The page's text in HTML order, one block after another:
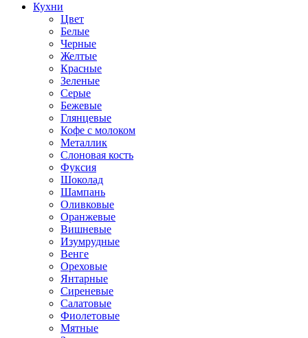
Кухни
Цвет
Белые
Черные
Желтые
Красные
Зеленые
Серые
Бежевые
Глянцевые
Кофе с молоком
Металлик
Слоновая кость
Фуксия
Шоколад
Шампань
Оливковые
Оранжевые
Вишневые
Изумрудные
Венге
Ореховые
Янтарные
Сиреневые
Салатовые
Фиолетовые
Мятные